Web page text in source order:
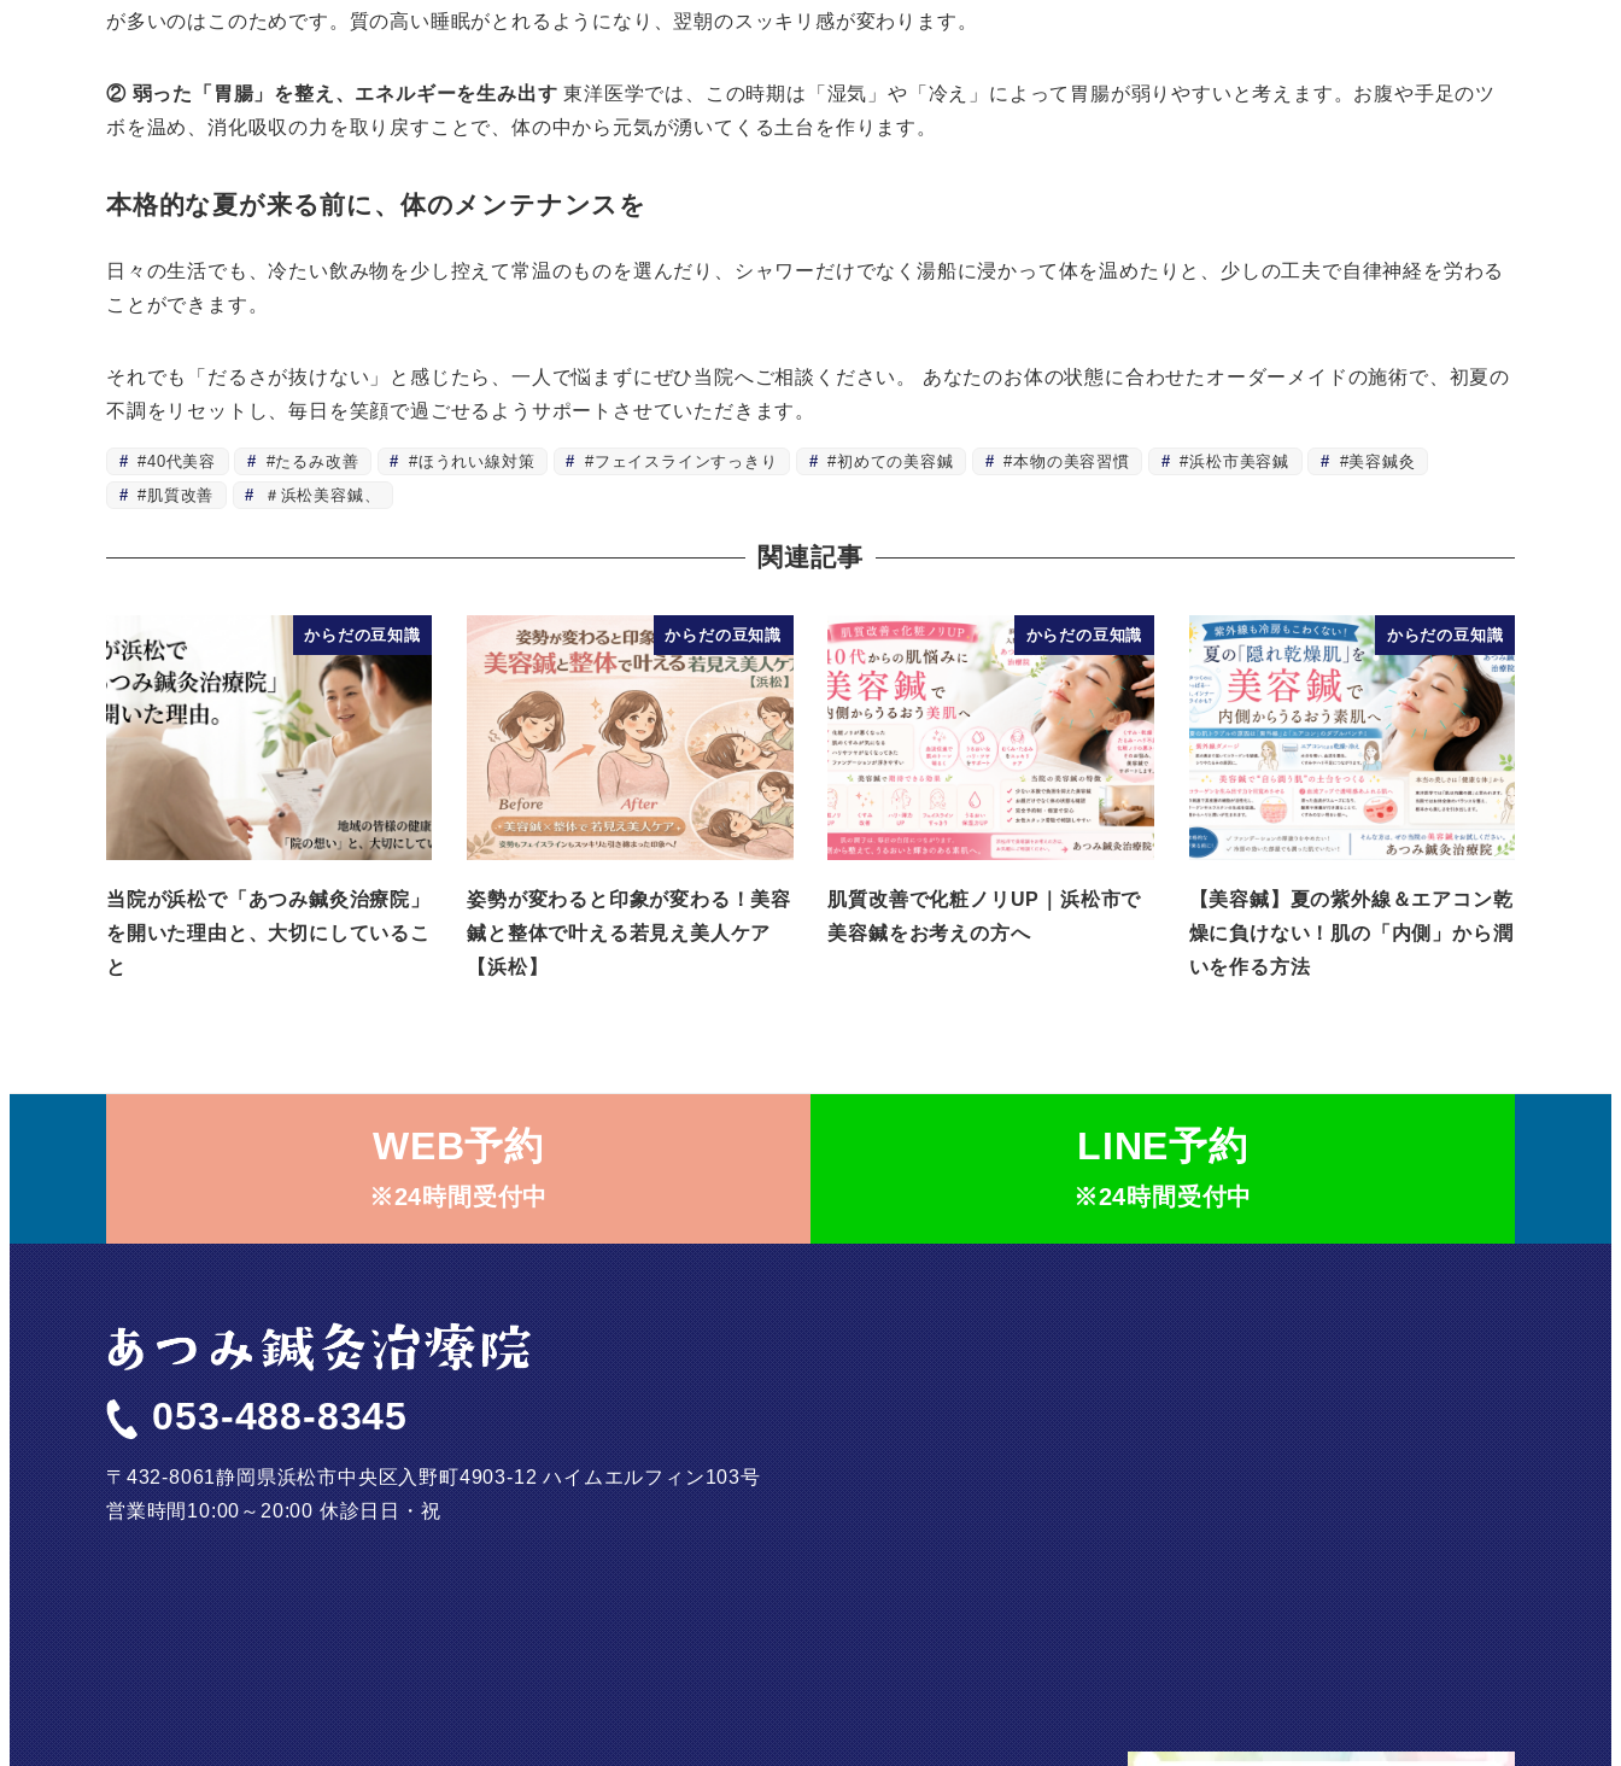
が多いのはこのためです。質の高い睡眠がとれるようになり、翌朝のスッキリ感が変わります。
② 弱った「胃腸」を整え、エネルギーを生み出す 東洋医学では、この時期は「湿気」や「冷え」によって胃腸が弱りやすいと考えます。お腹や手足のツ
ボを温め、消化吸収の力を取り戻すことで、体の中から元気が湧いてくる土台を作ります。
本格的な夏が来る前に、体のメンテナンスを
日々の生活でも、冷たい飲み物を少し控えて常温のものを選んだり、シャワーだけでなく湯船に浸かって体を温めたりと、少しの工夫で自律神経を労わる
ことができます。
それでも「だるさが抜けない」と感じたら、一人で悩まずにぜひ当院へご相談ください。 あなたのお体の状態に合わせたオーダーメイドの施術で、初夏の
不調をリセットし、毎日を笑顔で過ごせるようサポートさせていただきます。
#40代美容 #たるみ改善 #ほうれい線対策 #フェイスラインすっきり #初めての美容鍼 #本物の美容習慣 #浜松市美容鍼
#美容鍼灸
#肌質改善
＃浜松美容鍼、
関連記事
からだの豆知識
当院が浜松で「あつみ鍼灸治療院」
を開いた理由と、大切にしているこ
と
からだの豆知識
姿勢が変わると印象が変わる！美容
鍼と整体で叶える若見え美人ケア
【浜松】
からだの豆知識
肌質改善で化粧ノリUP｜浜松市で
美容鍼をお考えの方へ
からだの豆知識
【美容鍼】夏の紫外線＆エアコン乾
燥に負けない！肌の「内側」から潤
いを作る方法
WEB予約
※24時間受付中
LINE予約
※24時間受付中
053-488-8345
〒432-8061静岡県浜松市中央区入野町4903-12ハイムエルフィン103号
営業時間 10:00～20:00 休診日 日・祝